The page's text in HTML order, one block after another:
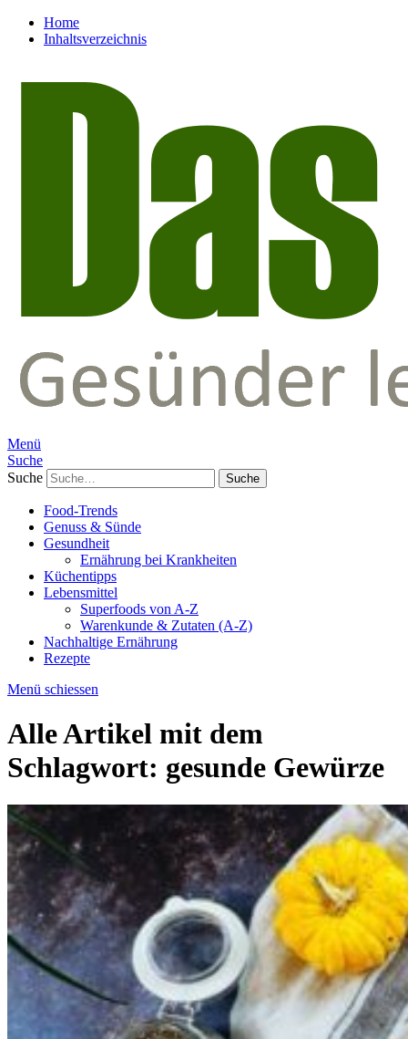
Home
Inhaltsverzeichnis
Menü
Suche
Suche
Food-Trends
Genuss & Sünde
Gesundheit
Ernährung bei Krankheiten
Küchentipps
Lebensmittel
Superfoods von A-Z
Warenkunde & Zutaten (A-Z)
Nachhaltige Ernährung
Rezepte
Menü schiessen
Alle Artikel mit dem
Schlagwort: gesunde Gewürze